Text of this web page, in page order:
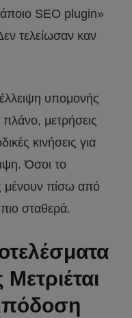
SEO plugin»
τελείωσαν καν
υπομονής
πλάνο, μετρήσεις
κινήσεις για
Όσοι το
μένουν πίσω από
σταθερά.